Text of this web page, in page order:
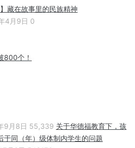
藏在故事里的民族精神
4月9日 0
800个！
9月8日 55,339 关于华德福教育下，孩
于同（年）级体制内学生的问题